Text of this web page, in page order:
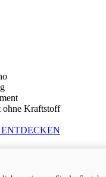
ohne Kraftstoff